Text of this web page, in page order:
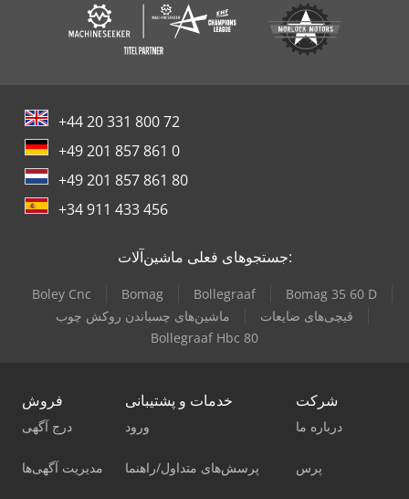
+44 20 331 800 72
+49 201 857 861 0
+49 201 857 861 80
+34 911 433 456
جستجوهای فعلی ماشین‌آلات:
Boley Cnc Bomag Bollegraaf
Bomag 35 60 D
ماشین‌های چسباندن روکش چوب
قیچی‌های ضایعات
Bollegraaf Hbc 80
فروش
درج آگهی
مدیریت آگهی‌ها
خدمات و پشتیبانی
ورود
پرسش‌های متداول/راهنما
شرکت
درباره ما
پرس